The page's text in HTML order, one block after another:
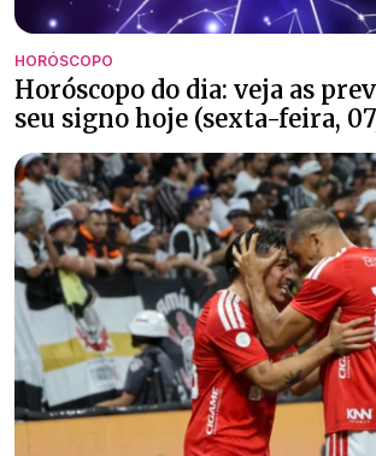
HORÓSCOPO
Horóscopo do dia: veja as
seu signo hoje (sexta-feira,